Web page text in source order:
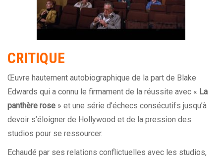
CRITIQUE
Œuvre hautement autobiographique de la part de Blake
Edwards qui a connu le firmament de la réussite avec « La
panthère rose » et une série d’échecs consécutifs jusqu’à
devoir s’éloigner de Hollywood et de la pression des
studios pour se ressourcer.
Echaudé par ses relations conflictuelles avec les studios,